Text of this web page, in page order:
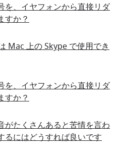
を、イヤフォンから直接リダ
すか？
Mac 上の Skype で使用でき
を、イヤフォンから直接リダ
すか？
がたくさんあると苦情を言わ
るにはどうすれば良いです